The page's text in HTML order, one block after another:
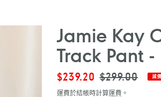
Jamie Kay
Track Pant
售
價
$239.20 定
價
$299.00 減
運費於結帳時計算運費 。